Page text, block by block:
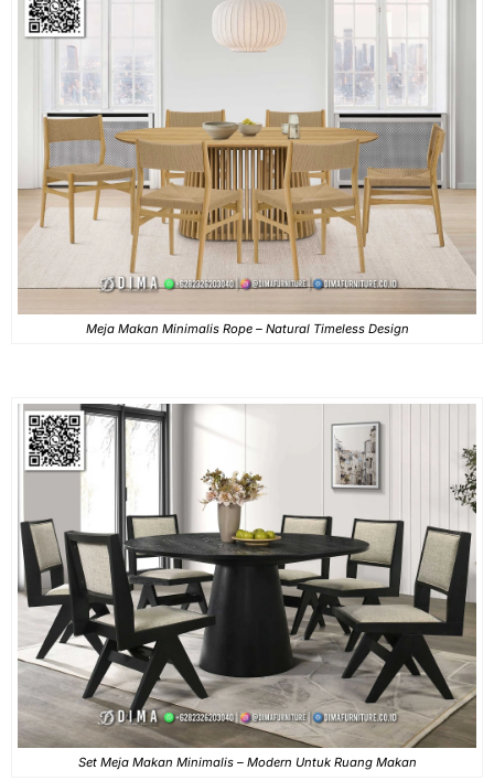
Meja Makan Minimalis Rope – Natural Timeless Design
Set Meja Makan Minimalis – Modern Untuk Ruang Makan